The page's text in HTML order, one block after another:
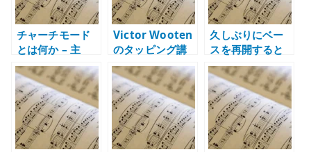
チャーチモード
とは何か – 主
音、特性音、コ
ードから 7 モー
ドを使い分ける
Victor Wooten
のタッピング講
座 – 2 ハンドで
ベースを弾く発
想
久しぶりにベー
スを再開すると
きの練習 – 10 年
のブランクから
感覚を戻す